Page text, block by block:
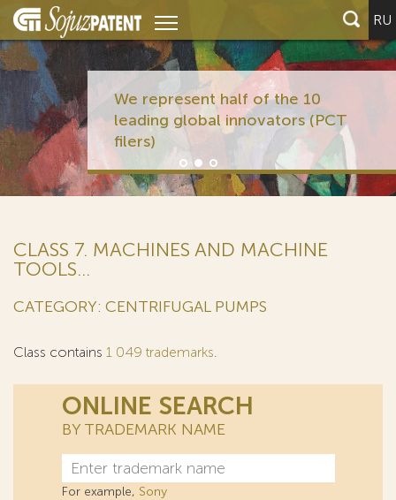
RU
We represent half of the 10
leading global innovators (PCT
filers)
CLASS 7. MACHINES AND MACHINE
TOOLS...
CATEGORY: CENTRIFUGAL PUMPS
Class contains 1 049 trademarks.
ONLINE SEARCH
BY TRADEMARK NAME
For example, Sony